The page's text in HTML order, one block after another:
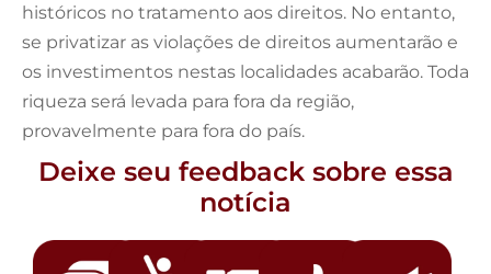
históricos no tratamento aos direitos. No entanto,
se privatizar as violações de direitos aumentarão e
os investimentos nestas localidades acabarão. Toda
riqueza será levada para fora da região,
provavelmente para fora do país.
Deixe seu feedback sobre essa
notícia